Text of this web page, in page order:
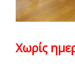
Χωρίς